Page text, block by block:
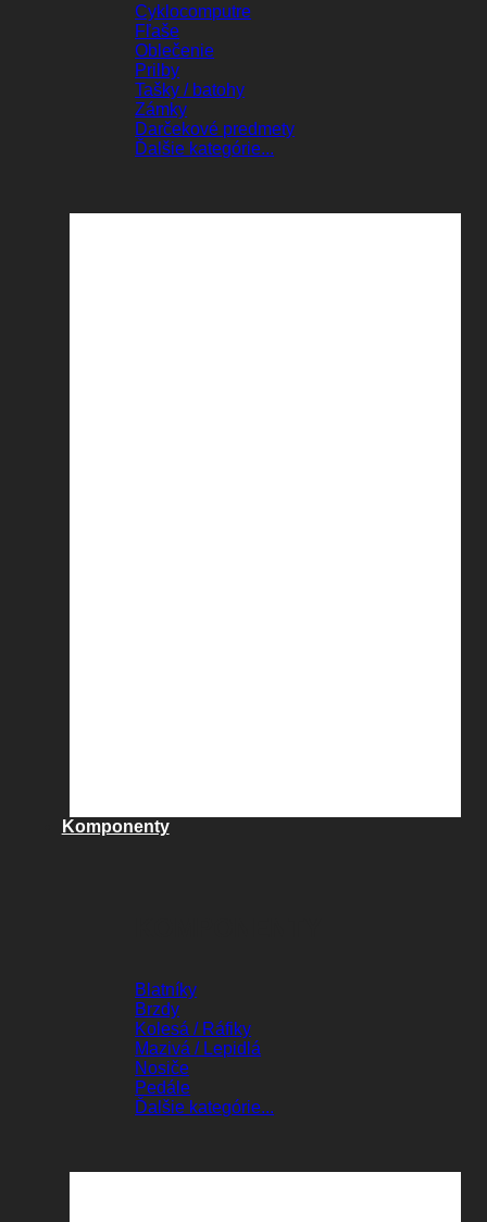
Cyklocomputre
Fľaše
Oblečenie
Prilby
Tašky / batohy
Zámky
Darčekové predmety
Ďalšie kategórie...
Komponenty
Blatníky
Brzdy
Kolesá / Ráfiky
Mazivá / Lepidlá
Nosiče
Pedále
Ďalšie kategórie...